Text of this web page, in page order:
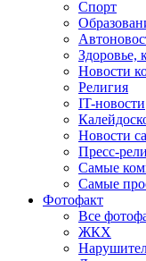
Спорт
Здоровье,
Новости
Религия
IT-новости
Новости
Пресс-
Самые
Самые
Фотофакт
Все
ЖКХ